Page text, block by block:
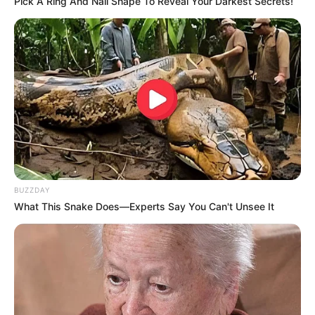
Equidia : 2 – 7 – 5 – 8 – 3 – 16 – 12 – 1
Europe 1 : 2 – 1 – 10 – 11 – 7 – 8 – 17 – 13
Geny Courses : 5 – 7 – 3 – 2 – 8 – 16 – 13 – 15
L’indépendant : 5 – 7 – 1 – 8 – 15 – 10 – 2 – 12
La Dépêche : 5 – 7 – 2 – 12 – 3 – 15 – 8 – 1
Le Matin de Lausanne : 8 – 1 – 7 – 2 – 5 – 16 – 10 – 15
Le Parisien : 7 – 2 – 16 – 13 – 8 – 3 – 5 – 15
Le Rep. Lorrain : 8 – 6 – 13 – 3 – 7 – 5 – 2 – 1
Les 7 du W.E. : 7 – 8 – 15 – 3 – 13 – 11 – 12 – 2
Midi-Libre : 7 – 5 – 1 – 8 – 13 – 15 – 2 – 16
Quotidien de la Réunion : 7 – 5 – 12 – 16 – 8 – 15 – 10 – 1
RMC : 7 – 5 – 12 – 16 – 8 – 15 – 10 – 1
Scoopdyga : 3 – 2 – 16 – 8 – 5 – 13 – 7 – 10
Tropiques-FM : 5 – 7 – 2 – 12 – 3 – 15 – 8 – 1
Turfomania : 3 – 6 – 12 – 7 – 11 – 13 – 1 – 8
ZEturf.fr : 5 – 7 – 8 – 2 – 12 – 3 – 10 – 17
BUZZDAY
What This Snake Does—Experts Say You Can't Unsee It